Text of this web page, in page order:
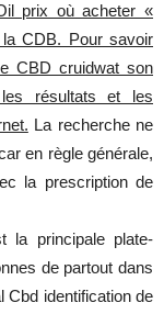
prix où acheter «
la CDB. Pour savoir
CBD cruidwat son
résultats et les
La recherche ne
en règle générale,
la prescription de
la principale plate-
de partout dans
Cbd identification de